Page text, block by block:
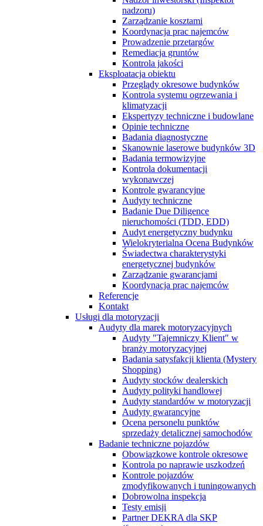
nadzoru)
Zarządzanie kosztami
Koordynacja prac najemców
Prowadzenie przetargów
Remediacja gruntów
Kontrola jakości
Eksploatacja obiektu
Przeglądy okresowe budynków
Kontrola systemu ogrzewania i
klimatyzacji
Ekspertyzy techniczne i budowlane
Opinie techniczne
Badania diagnostyczne
Skanownie laserowe budynków 3D
Badania termowizyjne
Kontrola dokumentacji
wykonawczej
Kontrole gwarancyjne
Audyty techniczne
Badanie Due Diligence
nieruchomości (TDD, EDD)
Audyt energetyczny budynku
Wielokryterialna Ocena Budynków
Świadectwa charakterystyki
energetycznej budynków
Zarządzanie gwarancjami
Koordynacja prac najemców
Referencje
Kontakt
Usługi dla motoryzacji
Audyty dla marek motoryzacyjnych
Audyty "Tajemniczy Klient" w
branży motoryzacyjnej
Badania satysfakcji klienta (Mystery
Shopping)
Audyty stocków dealerskich
Audyty polityki handlowej
Audyty standardów w motoryzacji
Audyty gwarancyjne
Ocena personelu punktów
sprzedaży detalicznej samochodów
Badanie techniczne pojazdów
Obowiązkowe kontrole okresowe
Kontrola po naprawie uszkodzeń
Kontrole pojazdów
zmodyfikowanych i tuningowanych
Dobrowolna inspekcja
Testy emisji
Partner DEKRA dla SKP